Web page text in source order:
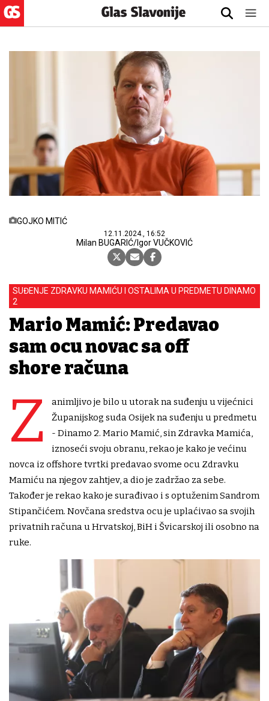
GOJKO MITIĆ
12.11.2024., 16:52
Milan BUGARIĆ/Igor VUČKOVIĆ
SUĐENJE ZDRAVKU MAMIĆU I OSTALIMA U PREDMETU DINAMO
2
Mario Mamić: Predavao
sam ocu novac sa off
shore računa
Z
animljivo je bilo u utorak na suđenju u vijećnici
Županijskog suda Osijek na suđenju u predmetu
- Dinamo 2. Mario Mamić, sin Zdravka Mamića,
iznoseći svoju obranu, rekao je kako je većinu
novca iz offshore tvrtki predavao svome ocu Zdravku
Mamiću na njegov zahtjev, a dio je zadržao za sebe.
Također je rekao kako je surađivao i s optuženim Sandrom
Stipančićem. Novčana sredstva ocu je uplaćivao sa svojih
privatnih računa u Hrvatskoj, BiH i Švicarskoj ili osobno na
ruke.